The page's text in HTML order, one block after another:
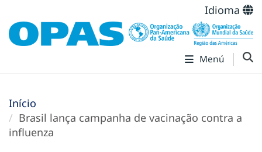
Idioma
Menú
Início
Brasil lança campanha de vacinação contra a
influenza